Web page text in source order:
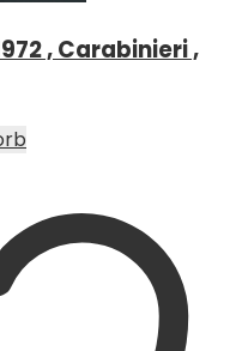
, Carabinieri ,